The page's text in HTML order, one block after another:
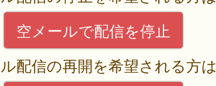
空メールで配信を停止
配信の再開を希望される方は